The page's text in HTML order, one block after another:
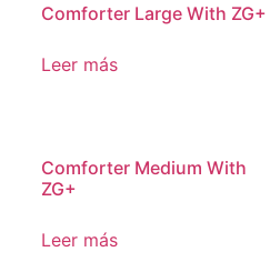
Comforter Large With ZG+
Leer más
Comforter Medium With
ZG+
Leer más